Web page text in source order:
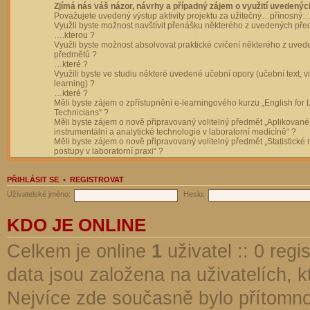
Zjímá nás váš názor, návrhy a případný zájem o využití
Považujete uvedený výstup aktivity projektu za
Využli byste možnost navštívit přenášku některého z uvedených
….kterou ?
Využli byste možnost absolvovat praktické cvičení některého z
předmětů ?
…které ?
Využili byste ve studiu některé uvedené učební opory (učební text,
learning) ?
…které ?
Měli byste zájem o zpřístupnění e-learningového kurzu „English for
Technicians“ ?
Měli byste zájem o nově připravovaný volitelný předmět „Aplikované
instrumentální a analytické technologie v laboratorní medicíně“ ?
Měli byste zájem o nově připravovaný volitelný předmět „Statistické
postupy v laboratorní praxi“ ?
PŘIHLÁSIT SE • REGISTROVAT
Uživatelské jméno:
Heslo:
KDO JE ONLINE
Celkem je online 1 uživatel :: 0
data jsou založena na uživatelích,
Nejvíce zde současně bylo